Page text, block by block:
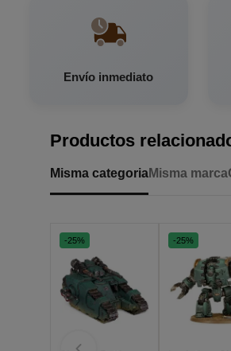
Envío inmediato
Productos
Misma categoriaMisma marca
-25% -25%